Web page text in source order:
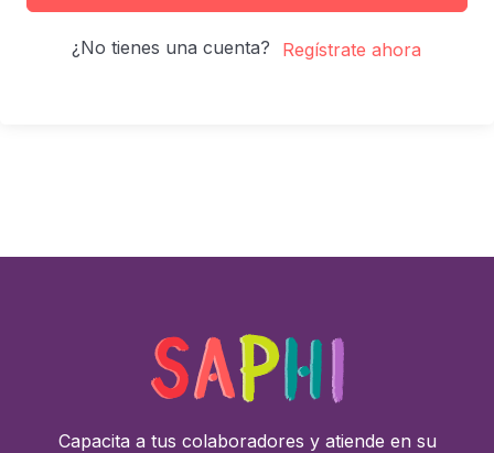
¿No tienes una cuenta? Regístrate ahora
Capacita a tus colaboradores y atiende en su